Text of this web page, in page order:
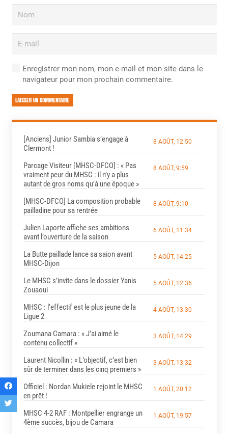
Enregistrer mon nom, mon e-mail et mon site dans le
navigateur pour mon prochain commentaire.
LAISSER UN COMMENTAIRE
[Anciens] Junior Sambia s’engage à
Clermont !
8 AOÛT, 12:50
Parcage Visiteur [MHSC-DFCO] : « Pas
vraiment peur du MHSC : il n’y a plus
autant de gros noms qu’à une époque »
8 AOÛT, 9:59
[MHSC-DFCO] La composition probable
pailladine pour sa rentrée
8 AOÛT, 9:10
Julien Laporte affiche ses ambitions
avant l’ouverture de la saison
6 AOÛT, 11:34
La Butte paillade lance sa saion avant
MHSC-Dijon
5 AOÛT, 14:25
Le MHSC s’invite dans le dossier Yanis
Zouaoui
5 AOÛT, 12:36
MHSC : l’effectif est le plus jeune de la
Ligue 2
4 AOÛT, 13:30
Zoumana Camara : « J’ai aimé le
contenu collectif »
3 AOÛT, 14:29
Laurent Nicollin : « L’objectif, c’est bien
sûr de terminer dans les cinq premiers »
3 AOÛT, 13:32
Officiel : Nordan Mukiele rejoint le MHSC
en prêt !
1 AOÛT, 20:12
MHSC 4-2 RAF : Montpellier engrange un
4ème succès, bijou de Camara
1 AOÛT, 19:57